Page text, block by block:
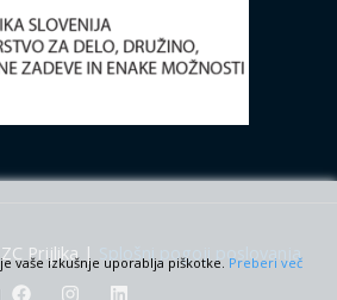
Prijlika | Splošni pogoji poslovanja
vaše izkušnje uporablja piškotke. Preberi več